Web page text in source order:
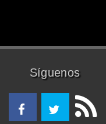
Síguenos